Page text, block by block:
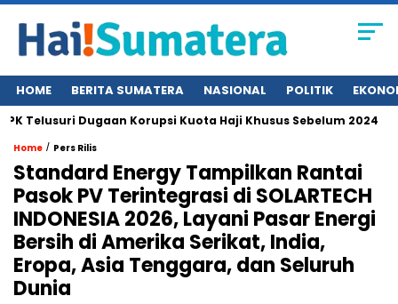
HOME BERITA SUMATERA NASIONAL POLITIK
Dugaan Korupsi Kuota Haji Khusus Sebelum 2024
Home / Pers Rilis
Standard Energy Tampilkan Rantai
Pasok PV Terintegrasi di SOLARTECH
INDONESIA 2026, Layani Pasar Energi
Bersih di Amerika Serikat, India,
Eropa, Asia Tenggara, dan Seluruh
Dunia